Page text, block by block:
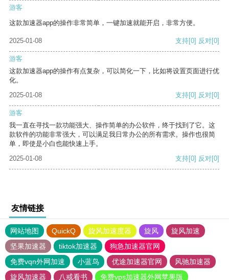
游客
这款加速器app的操作非常简单，一键加速就能开启，非常方便。
2025-01-08 支持[0] 反对[0]
游客
这款加速器app的操作有点复杂，可以简化一下，比如将设置页面进行优
化。
2025-01-08
支持[0] 反对[0]
游客
我一直在寻找一款功能强大、操作简单的办公软件，终于找到了它。这
款软件的功能非常强大，可以满足我日常办公的所有需求。操作也很简
单，即使是小白也能快速上手。
2025-01-08
支持[0] 反对[0]
友情链接
网站地图 QuickQ 旋风加速度器 旋风
旋风加速
坚果加速器
tiktok加速器
狗急加速器官网
免费vqn外网加速
小蓝鸟 优途加速器官网
风驰加速器
旋风加速器
八戒看书 免费vps加速器外网苹果版